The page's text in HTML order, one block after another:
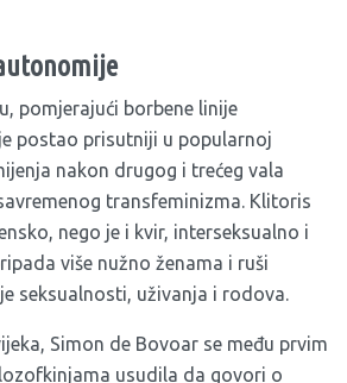
pomjerajući borbene linije
postao prisutniji u popularnoj
nakon drugog i trećeg vala
transfeminizma. Klitoris
nego je i kvir, interseksualno i
više nužno ženama i ruši
seksualnosti, uživanja i rodova.
Simon de Bovoar se među prvim
usudila da govori o